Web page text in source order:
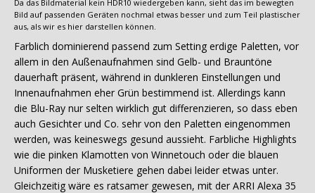
Da das Bildmaterial kein HDR10 wiedergeben kann, sieht das im bewegten
Bild auf passenden Geräten nochmal etwas besser und zum Teil plastischer
aus, als wir es hier darstellen können.
Farblich dominierend passend zum Setting erdige Paletten, vor
allem in den Außenaufnahmen sind Gelb- und Brauntöne
dauerhaft präsent, während in dunkleren Einstellungen und
Innenaufnahmen eher Grün bestimmend ist. Allerdings kann
die Blu-Ray nur selten wirklich gut differenzieren, so dass eben
auch Gesichter und Co. sehr von den Paletten eingenommen
werden, was keineswegs gesund aussieht. Farbliche Highlights
wie die pinken Klamotten von Winnetouch oder die blauen
Uniformen der Musketiere gehen dabei leider etwas unter.
Gleichzeitig wäre es ratsamer gewesen, mit der ARRI Alexa 35